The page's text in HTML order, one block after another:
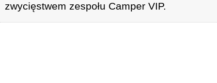
zwycięstwem zespołu Camper VIP.